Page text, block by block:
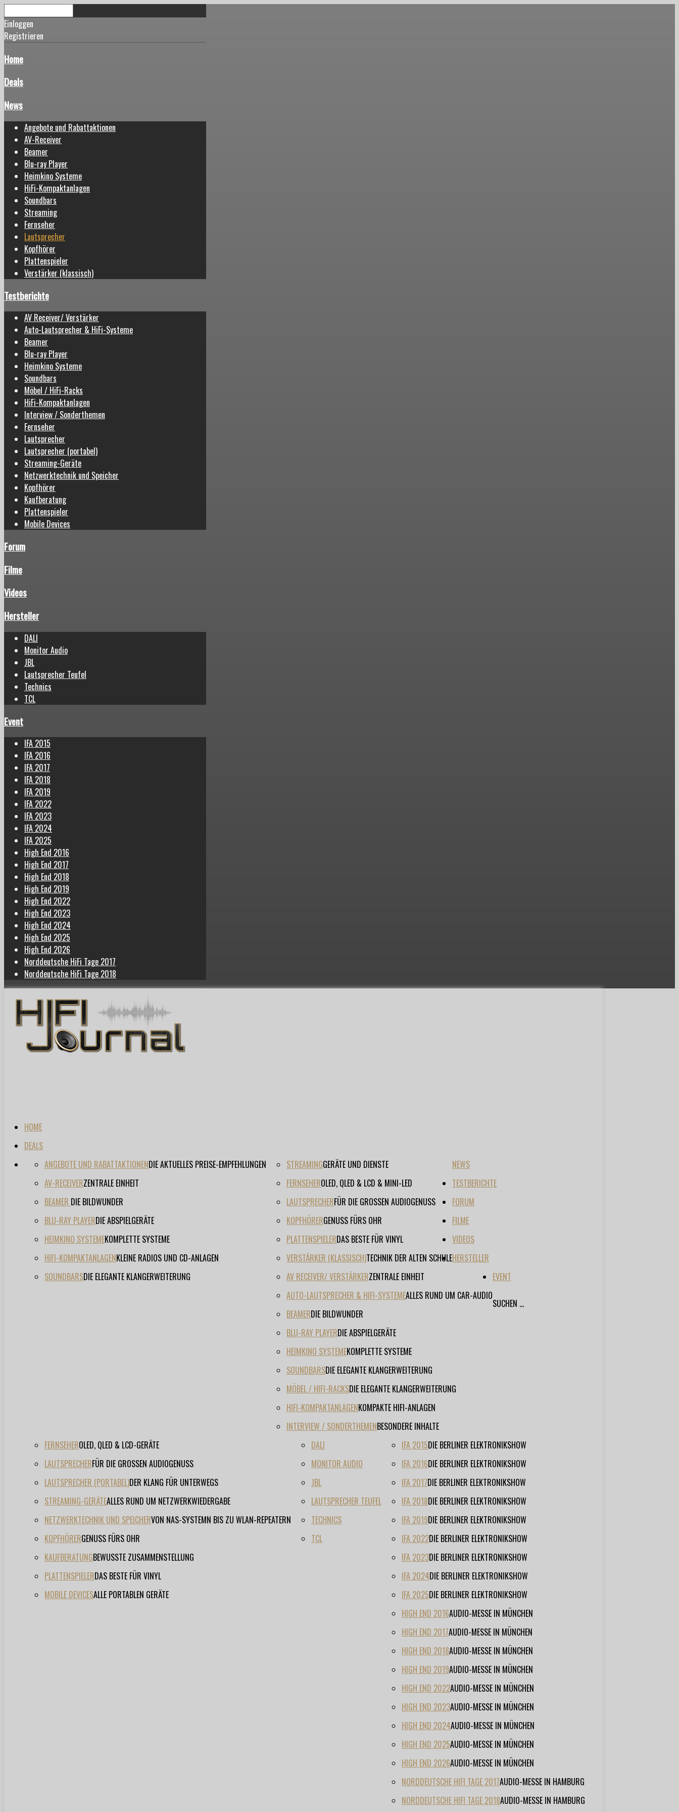
Einloggen
Registrieren
Home
Deals
News
Angebote und Rabattaktionen
AV-Receiver
Beamer
Blu-ray Player
Heimkino Systeme
HiFi-Kompaktanlagen
Soundbars
Streaming
Fernseher
Lautsprecher
Kopfhörer
Plattenspieler
Verstärker (klassisch)
Testberichte
AV Receiver/ Verstärker
Auto-Lautsprecher & HiFi-Systeme
Beamer
Blu-ray Player
Heimkino Systeme
Soundbars
Möbel / HiFi-Racks
HiFi-Kompaktanlagen
Interview / Sonderthemen
Fernseher
Lautsprecher
Lautsprecher (portabel)
Streaming-Geräte
Netzwerktechnik und Speicher
Kopfhörer
Kaufberatung
Plattenspieler
Mobile Devices
Forum
Filme
Videos
Hersteller
DALI
Monitor Audio
JBL
Lautsprecher Teufel
Technics
TCL
Event
IFA 2015
IFA 2016
IFA 2017
IFA 2018
IFA 2019
IFA 2022
IFA 2023
IFA 2024
IFA 2025
High End 2016
High End 2017
High End 2018
High End 2019
High End 2022
High End 2023
High End 2024
High End 2025
High End 2026
Norddeutsche HiFi Tage 2017
Norddeutsche HiFi Tage 2018
HOME
DEALS
NEWS
ANGEBOTE UND RABATTAKTIONENDIE AKTUELLES PREISE-EMPFEHLUNGEN
AV-RECEIVERZENTRALE EINHEIT
BEAMER DIE BILDWUNDER
BLU-RAY PLAYERDIE ABSPIELGERÄTE
HEIMKINO SYSTEMEKOMPLETTE SYSTEME
HIFI-KOMPAKTANLAGENKLEINE RADIOS UND CD-ANLAGEN
SOUNDBARSDIE ELEGANTE KLANGERWEITERUNG
STREAMINGGERÄTE UND DIENSTE
FERNSEHEROLED, QLED & LCD & MINI-LED
LAUTSPRECHERFÜR DIE GROSSEN AUDIOGENUSS
KOPFHÖRERGENUSS FÜRS OHR
PLATTENSPIELERDAS BESTE FÜR VINYL
VERSTÄRKER (KLASSISCH)TECHNIK DER ALTEN SCHULE
TESTBERICHTE
AV RECEIVER/ VERSTÄRKERZENTRALE EINHEIT
AUTO-LAUTSPRECHER & HIFI-SYSTEMEALLES RUND UM CAR-AUDIO
BEAMERDIE BILDWUNDER
BLU-RAY PLAYERDIE ABSPIELGERÄTE
HEIMKINO SYSTEMEKOMPLETTE SYSTEME
SOUNDBARSDIE ELEGANTE KLANGERWEITERUNG
MÖBEL / HIFI-RACKSDIE ELEGANTE KLANGERWEITERUNG
HIFI-KOMPAKTANLAGENKOMPAKTE HIFI-ANLAGEN
INTERVIEW / SONDERTHEMENBESONDERE INHALTE
FERNSEHEROLED, QLED & LCD-GERÄTE
LAUTSPRECHERFÜR DIE GROSSEN AUDIOGENUSS
LAUTSPRECHER (PORTABEL)DER KLANG FÜR UNTERWEGS
STREAMING-GERÄTEALLES RUND UM NETZWERKWIEDERGABE
NETZWERKTECHNIK UND SPEICHERVON NAS-SYSTEMN BIS ZU WLAN-REPEATERN
KOPFHÖRERGENUSS FÜRS OHR
KAUFBERATUNGBEWUSSTE ZUSAMMENSTELLUNG
PLATTENSPIELERDAS BESTE FÜR VINYL
MOBILE DEVICESALLE PORTABLEN GERÄTE
FORUM
FILME
VIDEOS
HERSTELLER
DALI
MONITOR AUDIO
JBL
LAUTSPRECHER TEUFEL
TECHNICS
TCL
EVENT
IFA 2015DIE BERLINER ELEKTRONIKSHOW
IFA 2016DIE BERLINER ELEKTRONIKSHOW
IFA 2017DIE BERLINER ELEKTRONIKSHOW
IFA 2018DIE BERLINER ELEKTRONIKSHOW
IFA 2019DIE BERLINER ELEKTRONIKSHOW
IFA 2022DIE BERLINER ELEKTRONIKSHOW
IFA 2023DIE BERLINER ELEKTRONIKSHOW
IFA 2024DIE BERLINER ELEKTRONIKSHOW
IFA 2025DIE BERLINER ELEKTRONIKSHOW
HIGH END 2016AUDIO-MESSE IN MÜNCHEN
HIGH END 2017AUDIO-MESSE IN MÜNCHEN
HIGH END 2018AUDIO-MESSE IN MÜNCHEN
HIGH END 2019AUDIO-MESSE IN MÜNCHEN
HIGH END 2022AUDIO-MESSE IN MÜNCHEN
HIGH END 2023AUDIO-MESSE IN MÜNCHEN
HIGH END 2024AUDIO-MESSE IN MÜNCHEN
HIGH END 2025AUDIO-MESSE IN MÜNCHEN
HIGH END 2026AUDIO-MESSE IN MÜNCHEN
NORDDEUTSCHE HIFI TAGE 2017AUDIO-MESSE IN HAMBURG
NORDDEUTSCHE HIFI TAGE 2018AUDIO-MESSE IN HAMBURG
SUCHEN ...